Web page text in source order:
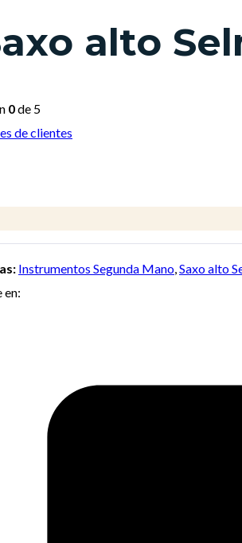
alto
0de 5
de clientes
Instrumentos Segunda Mano Saxo alto
en: